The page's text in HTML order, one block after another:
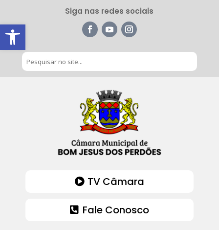
Barra de Ferramentas Aberta
Siga nas redes sociais
TV Câmara
Fale Conosco